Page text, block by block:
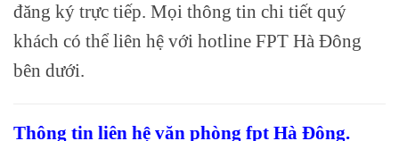
đăng ký trực tiếp. Mọi thông tin chi tiết quý
khách có thể liên hệ với hotline FPT Hà Đông
bên dưới.
Thông tin liên hệ văn phòng fpt Hà Đông.